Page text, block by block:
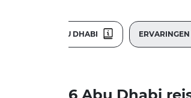
ABU DHABI ERVARINGEN
6 Abu Dhabi